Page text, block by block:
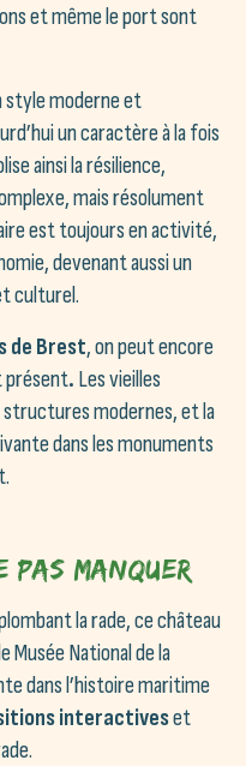
et même le port sont
style moderne et
un caractère à la fois
ainsi la résilience,
mais résolument
est toujours en activité,
devenant aussi un
culturel.
de Brest, on peut encore
présent. Les vieilles
modernes, et la
dans les monuments
Pas Manquer
la rade, ce château
Musée National de la
dans l’histoire maritime
interactiveset